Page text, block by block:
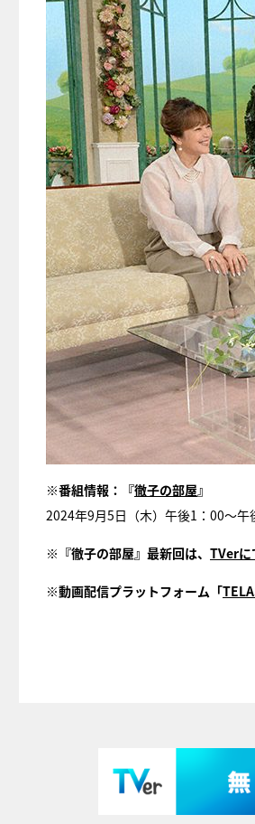
※番組情報：『徹子の部屋』
2024年9月5日（木）午後1：00～
※『徹子の部屋』最新回は、 TVerに
※動画配信プラットフォーム「